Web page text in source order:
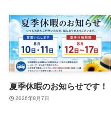
夏季休暇のお知らせです！
2026年8月7日